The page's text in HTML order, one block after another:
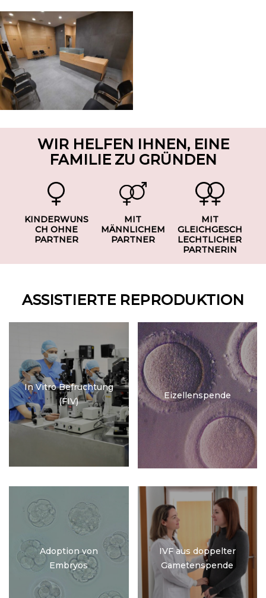
WIR HELFEN IHNEN, EINE
FAMILIE ZU GRÜNDEN
KINDERWUNS
CH OHNE
PARTNER
MIT
MÄNNLICHEM
PARTNER
MIT
GLEICHGESCH
LECHTLICHER
PARTNERIN
ASSISTIERTE REPRODUKTION
In Vitro Befruchtung
(FIV)
Eizellenspende
Adoption von
Embryos
IVF aus doppelter
Gametenspende